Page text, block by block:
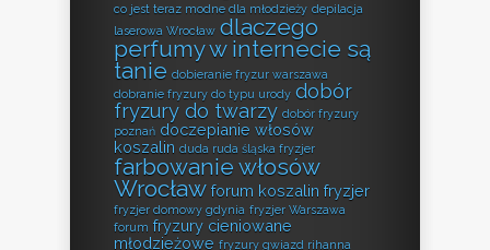
co jest teraz modne dla młodzieży depilacja
laserowa Wrocław dlaczego
perfumy w internecie są
tanie dobieranie fryzur warszawa
dobranie fryzury do typu urody dobór
fryzury do twarzy dobór fryzury
poznań doczepianie włosów
koszalin duda ruda śląska fryzjer
farbowanie włosów
Wrocław forum koszalin fryzjer
fryzjer domowy gdynia fryzjer Warszawa
forum fryzury cieniowane
młodzieżowe fryzury gwiazd rihanna